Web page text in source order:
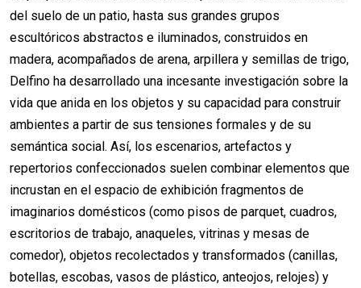
del suelo de un patio, hasta sus grandes grupos
escultóricos abstractos e iluminados, construidos en
madera, acompañados de arena, arpillera y semillas de trigo,
Delfino ha desarrollado una incesante investigación sobre la
vida que anida en los objetos y su capacidad para construir
ambientes a partir de sus tensiones formales y de su
semántica social. Así, los escenarios, artefactos y
repertorios confeccionados suelen combinar elementos que
incrustan en el espacio de exhibición fragmentos de
imaginarios domésticos (como pisos de parquet, cuadros,
escritorios de trabajo, anaqueles, vitrinas y mesas de
comedor), objetos recolectados y transformados (canillas,
botellas, escobas, vasos de plástico, anteojos, relojes) y